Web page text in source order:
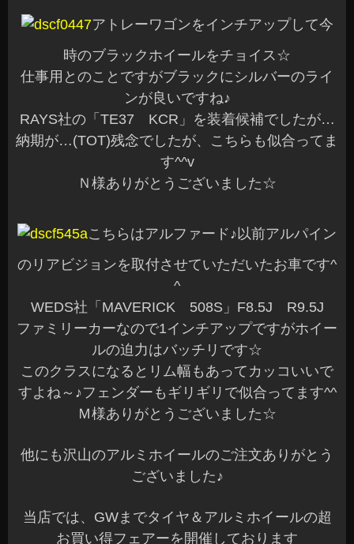
アトレーワゴンをインチアップして今
時のブラックホイールをチョイス☆
仕事用とのことですがブラックにシルバーのライ
ンが良いですね♪
RAYS社の「TE37 KCR」を装着候補でしたが…
納期が…(TOT)残念でしたが、こちらも似合ってま
す^^v
Ｎ様ありがとうございました☆
こちらはアルファード♪以前アルパイン
のリアビジョンを取付させていただいたお車です^
^
WEDS社「MAVERICK 508S」F8.5J R9.5J
ファミリーカーなので1インチアップですがホイー
ルの迫力はバッチリです☆
このクラスになるとリム幅もあってカッコいいで
すよね～♪フェンダーもギリギリで似合ってます^^
Ｍ様ありがとうございました☆
他にも沢山のアルミホイールのご注文ありがとう
ございました♪
当店では、GWまでタイヤ＆アルミホイールの超
お買い得フェアーを開催しております